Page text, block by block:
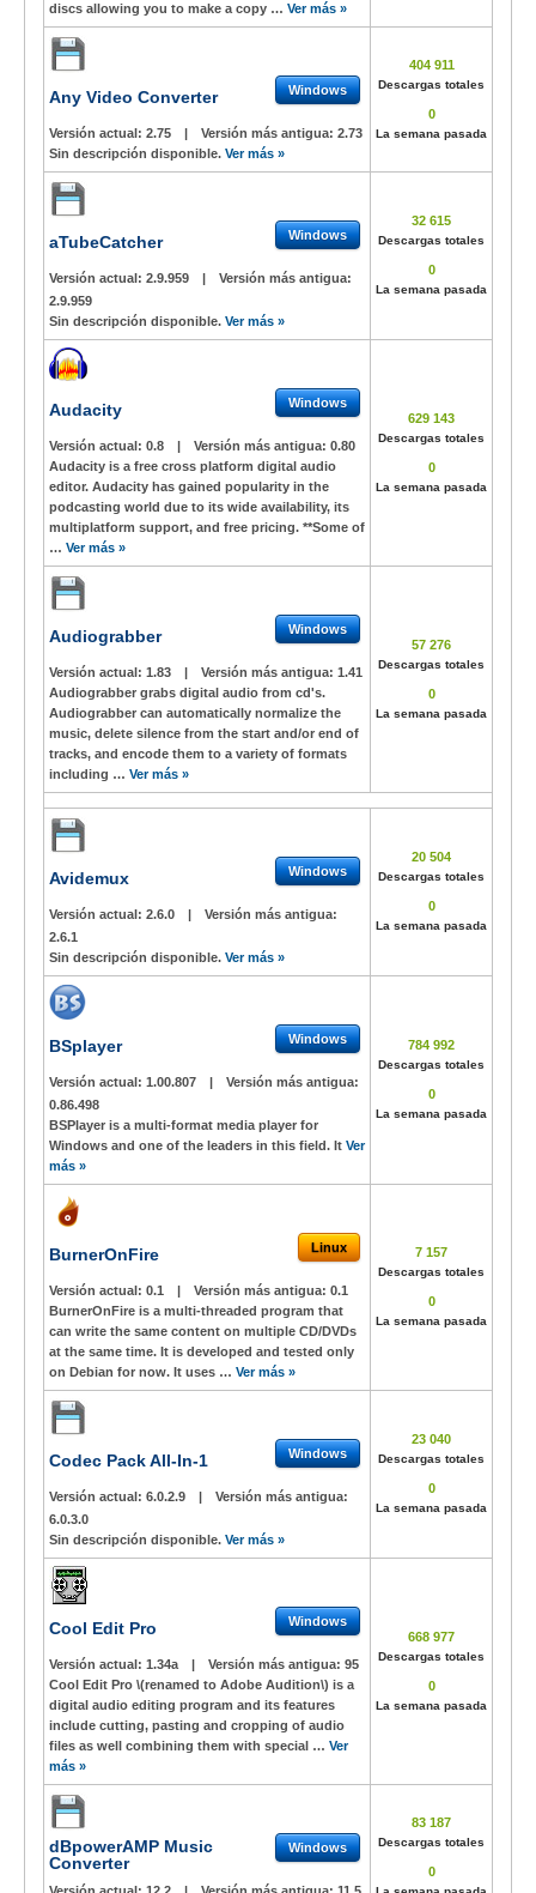
discs allowing you to make a copy … Ver más »
Any Video Converter Windows
Versión actual: 2.75 | Versión más antigua: 2.73
Sin descripción disponible. Ver más »
404 911
Descargas totales
0
La semana pasada
aTubeCatcher Windows
Versión actual: 2.9.959 |
Versión más antigua:
2.9.959
Sin descripción disponible. Ver más »
32 615
Descargas totales
0
La semana pasada
Audacity Windows
Versión actual: 0.8 | Versión más antigua: 0.80
Audacity is a free cross platform digital audio
editor. Audacity has gained popularity in the
podcasting world due to its wide availability, its
multiplatform support, and free pricing. **Some of
… Ver más »
629 143
Descargas totales
0
La semana pasada
Audiograbber Windows
Versión actual: 1.83 | Versión más antigua: 1.41
Audiograbber grabs digital audio from cd's.
Audiograbber can automatically normalize the
music, delete silence from the start and/or end of
tracks, and encode them to a variety of formats
including … Ver más »
57 276
Descargas totales
0
La semana pasada
Avidemux Windows
Versión actual: 2.6.0 |
Versión más antigua:
2.6.1
Sin descripción disponible. Ver más »
20 504
Descargas totales
0
La semana pasada
BSplayer Windows
Versión actual: 1.00.807 |
Versión más antigua:
0.86.498
BSPlayer is a multi-format media player for
Windows and one of the leaders in this field. It Ver
más »
784 992
Descargas totales
0
La semana pasada
BurnerOnFire Linux
Versión actual: 0.1 | Versión más antigua: 0.1
BurnerOnFire is a multi-threaded program that
can write the same content on multiple CD/DVDs
at the same time. It is developed and tested only
on Debian for now. It uses … Ver más »
7 157
Descargas totales
0
La semana pasada
Codec Pack All-In-1 Windows
Versión actual: 6.0.2.9 |
Versión más antigua:
6.0.3.0
Sin descripción disponible. Ver más »
23 040
Descargas totales
0
La semana pasada
Cool Edit Pro Windows
Versión actual: 1.34a | Versión más antigua: 95
Cool Edit Pro \(renamed to Adobe Audition\) is a
digital audio editing program and its features
include cutting, pasting and cropping of audio
files as well combining them with special … Ver
más »
668 977
Descargas totales
0
La semana pasada
dBpowerAMP Music
Converter
Windows
83 187
Descargas totales
0